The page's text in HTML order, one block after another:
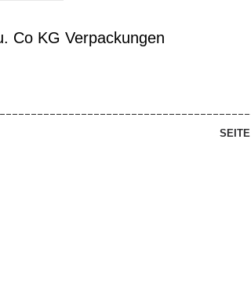
Co KG Verpackungen
SEITE